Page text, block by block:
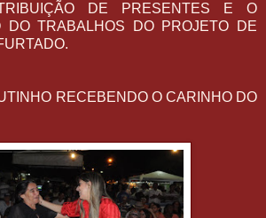
DE PRESENTES E O
DO TRABALHOS DO PROJETO DE
RECEBENDO O CARINHO DO